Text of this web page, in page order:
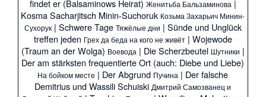
findet er(Balsaminows Heirat) Женитьба Бальзаминова |
Kosma Sacharjitsch Minin-Suchoruk Козьма Захарьич Минин-
Сухорук| Schwere Tage Тяжёлые дни | Sünde und Unglück
treffen jeden Грех да беда на кого не живёт| Wojewode
(Traum an der Wolga) Воевода | Die Scherzbeutel Шутники |
Der am stärksten frequentierte Ort (auch: Diebe und Liebe)
На бойком месте | Der Abgrund Пучина | Der falsche
Demitrius und Wassili Schuiski Дмитрий Самозванец и